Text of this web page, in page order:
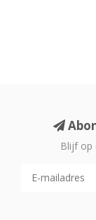
Blijf op